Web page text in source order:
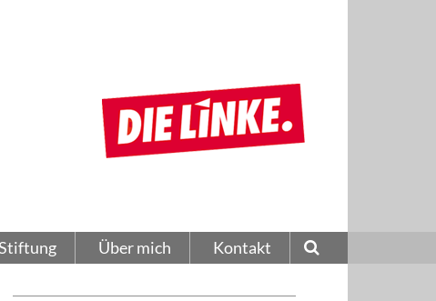
Über mich Kontakt